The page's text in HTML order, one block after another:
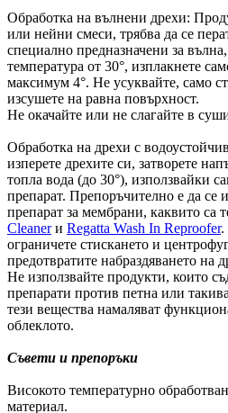
Обработка на вълнени дрехи:
или нейни смеси, трябва да се
специално предназначени за
температура от 30°, изплакнете
максимум 4°. Не усуквайте, само
изсушете на равна повърхност.
Не окачайте или не слагайте в
Обработка на дрехи с
изперете дрехите си, затворете
топла вода (до 30°), използвайки
препарат. Препоръчително е да се
препарат за мембрани, каквито са
Cleanerи Regatta Wash In Reproofer.
ограничете стискането и
предотвратите набраздяването на
Не използвайте продукти, които
препарати против петна или
тези вещества намаляват
облеклото.
Съвети и препоръки
Високото температурно
материал.